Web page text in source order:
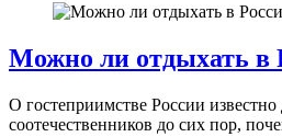
Можно ли отдыхать в
О гостеприимстве России
соотечественников до сих пор,